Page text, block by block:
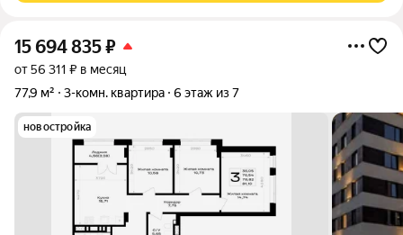
15 694 835₽
от 56 311 ₽ в месяц
77,9 м²
3-комн. квартира 6 этаж из 7
новостройка